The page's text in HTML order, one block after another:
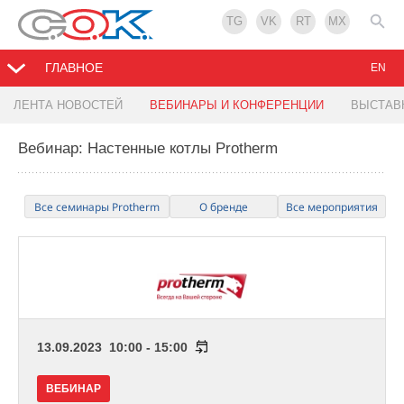
TG VK RT MX
ГЛАВНОЕ
ЛЕНТА НОВОСТЕЙ ВЕБИНАРЫ И КОНФЕРЕНЦИИ
EN
Вебинар: Настенные котлы Protherm
Все семинары Protherm О бренде Все мероприятия
13.09.2023 10:00 - 15:00
ВЕБИНАР